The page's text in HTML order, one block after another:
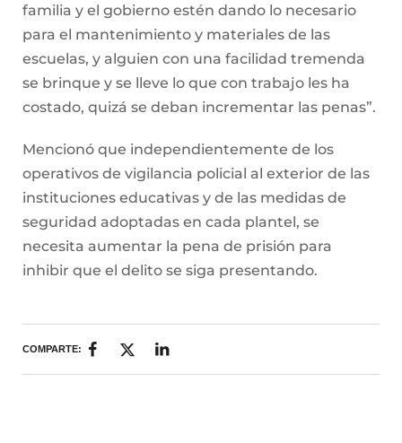
familia y el gobierno estén dando lo necesario
para el mantenimiento y materiales de las
escuelas, y alguien con una facilidad tremenda
se brinque y se lleve lo que con trabajo les ha
costado, quizá se deban incrementar las penas”.
Mencionó que independientemente de los
operativos de vigilancia policial al exterior de las
instituciones educativas y de las medidas de
seguridad adoptadas en cada plantel, se
necesita aumentar la pena de prisión para
inhibir que el delito se siga presentando.
COMPARTE: